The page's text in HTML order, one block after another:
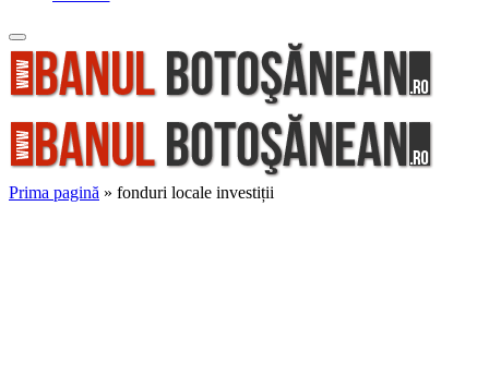
Prima pagină » fonduri locale investiții